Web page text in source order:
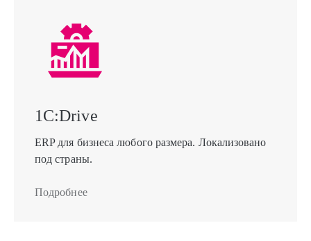
1С:Drive
ERP для бизнеса любого размера. Локализовано
под страны.
Подробнее